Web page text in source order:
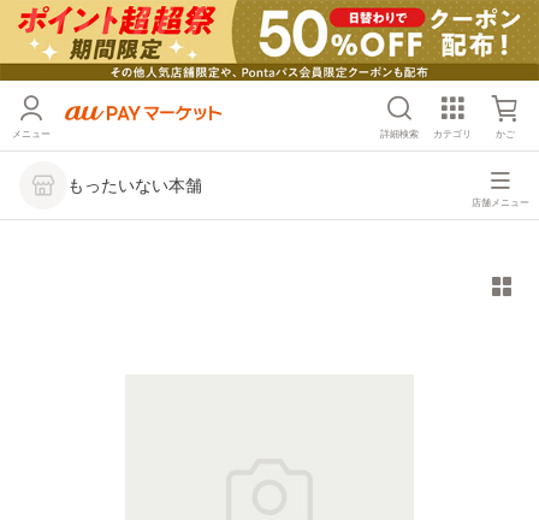
メニュー 詳細検索 カテゴリ かご
もったいない本舗
店舗メニュー